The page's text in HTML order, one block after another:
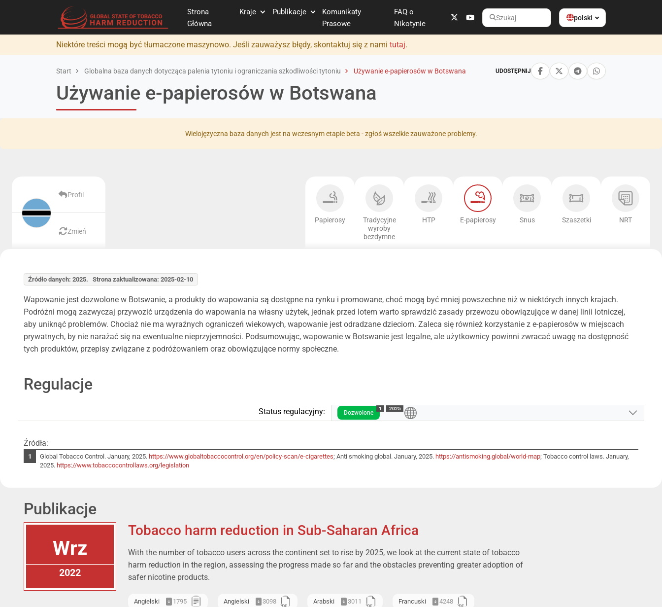
Strona
Główna
Kraje Publikacje
Komunikaty
Prasowe
FAQ o
Nikotynie
Szukaj
polski
Niektóre treści mogą być tłumaczone maszynowo. Jeśli zauważysz błędy, skontaktuj się z nami tutaj.
Start Globalna baza danych dotycząca palenia tytoniu i ograniczania szkodliwości tytoniu Używanie e-papierosów w Botswana UDOSTĘPNIJ
Używanie e-papierosów w Botswana
Wielojęzyczna baza danych jest na wczesnym etapie beta - zgłoś wszelkie zauważone problemy.
Profil
Zmień
Papierosy
Tradycyjne
wyroby
bezdymne
HTP E-papierosy Snus Szaszetki NRT
Źródło danych: 2025. Strona zaktualizowana: 2025-02-10
Wapowanie jest dozwolone w Botswanie, a produkty do wapowania są dostępne na rynku i promowane, choć mogą być mniej powszechne niż w niektórych innych krajach.
Podróżni mogą zazwyczaj przywozić urządzenia do wapowania na własny użytek, jednak przed lotem warto sprawdzić zasady przewozu obowiązujące w danej linii lotniczej,
aby uniknąć problemów. Chociaż nie ma wyraźnych ograniczeń wiekowych, wapowanie jest odradzane dzieciom. Zaleca się również korzystanie z e-papierosów w miejscach
prywatnych, by nie narażać się na ewentualne nieprzyjemności. Podsumowując, wapowanie w Botswanie jest legalne, ale użytkownicy powinni zwracać uwagę na dostępność
tych produktów, przepisy związane z podróżowaniem oraz obowiązujące normy społeczne.
Regulacje
Status regulacyjny: Dozwolone
1 2025
Źródła:
Global Tobacco Control. January, 2025. https://www.globaltobaccocontrol.org/en/policy-scan/e-cigarettes; Anti smoking global. January, 2025. https://antismoking.global/world-map; Tobacco control laws. January,
2025. https://www.tobaccocontrollaws.org/legislation
Publikacje
Wrz
2022
Tobacco harm reduction in Sub-Saharan Africa
With the number of tobacco users across the continent set to rise by 2025, we look at the current state of tobacco
harm reduction in the region, assessing the progress made so far and the obstacles preventing greater adoption of
safer nicotine products.
Angielski 1795 Angielski 3098 Arabski 3011 Francuski 4248